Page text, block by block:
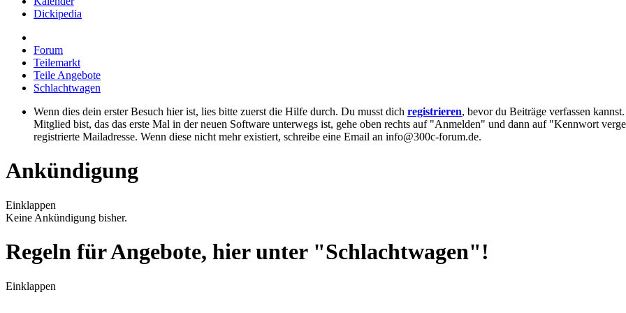
Dickipedia
Forum
Teilemarkt
Teile Angebote
Schlachtwagen
Wenn dies dein erster Besuch hier ist, lies bitte zuerst die Hilfe durch. Du musst dich registrieren, bevor du Beiträge verfassen
Mitglied bist, das das erste Mal in der neuen Software unterwegs ist, gehe oben rechts auf "Anmelden" und dann auf "Kennwort
registrierte Mailadresse. Wenn diese nicht mehr existiert, schreibe eine Email an info@300c-forum.de.
Ankündigung
Einklappen
Keine Ankündigung bisher.
Regeln für Angebote, hier unter "Schlachtwagen"!
Einklappen